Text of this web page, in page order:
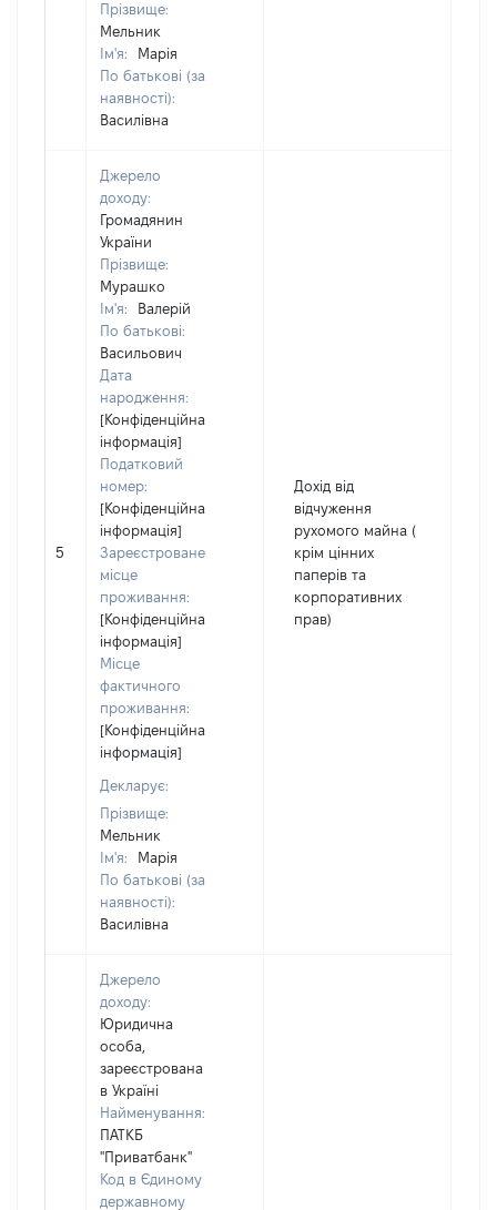
Прізвище:
Мельник
Ім'я:
Марія
По батькові (за
наявності):
Василівна
5
Джерело
доходу:
Громадянин
України
Прізвище:
Мурашко
Ім'я:
Валерій
По батькові:
Васильович
Дата
народження:
[Конфіденційна
інформація]
Податковий
номер:
[Конфіденційна
інформація]
Зареєстроване
місце
проживання:
[Конфіденційна
інформація]
Місце
фактичного
проживання:
[Конфіденційна
інформація]
Декларує:
Прізвище:
Мельник
Ім'я:
Марія
По батькові (за
наявності):
Василівна
Дохід від
відчуження
рухомого майна (
крім цінних
паперів та
корпоративних
прав)
Джерело
доходу:
Юридична
особа,
зареєстрована
в Україні
Найменування:
ПАТКБ
"Приватбанк"
Код в Єдиному
державному